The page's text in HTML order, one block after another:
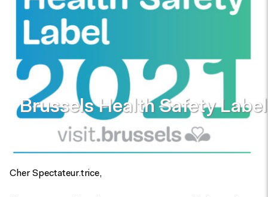
Brussels Health Safety Label
Cher Spectateur.trice,